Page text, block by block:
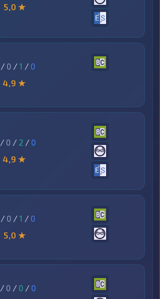
5,0 ★
/ 0 /1 /0
4,9 ★
/ 0 / 2 /0
4,9 ★
/ 0 /1 /0
5,0 ★
/ 0 / 0 /0